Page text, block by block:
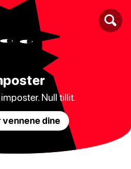
Null tillit.
vennene dine